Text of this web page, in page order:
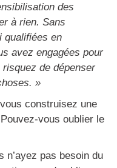
des
à rien. Sans
qualifiées en
avez engagées pour
de dépenser
»
construisez une
vous oublier le
n’ayez pas besoin du